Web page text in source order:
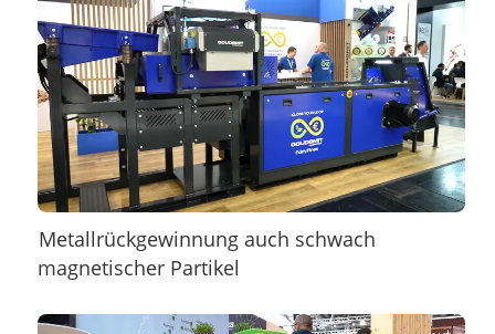
Metallrückgewinnung auch schwach
magnetischer Partikel